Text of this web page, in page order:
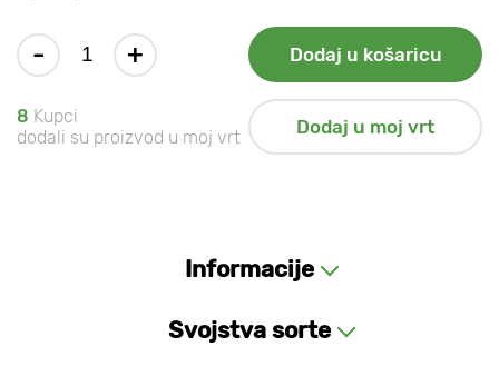
- + Dodaj u košaricu
8 Kupci
dodali su proizvod u moj vrt
Dodaj u moj vrt
Informacije
Svojstva sorte